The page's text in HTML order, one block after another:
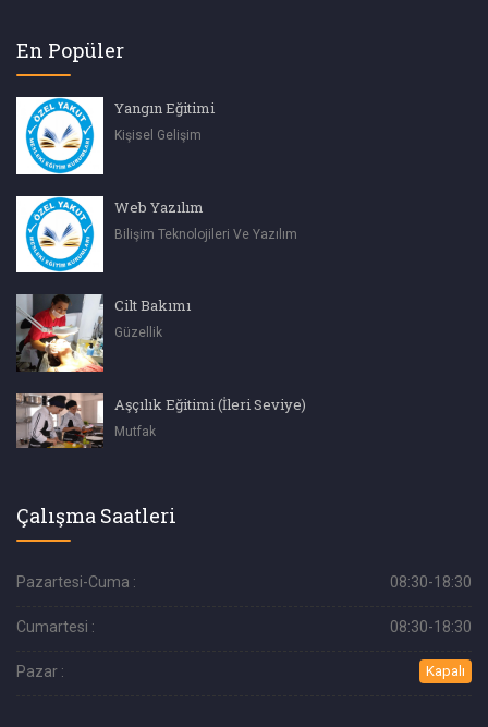
En Popüler
Yangın Eğitimi
Kişisel Gelişim
Web Yazılım
Bilişim Teknolojileri Ve Yazılım
Cilt Bakımı
Güzellik
Aşçılık Eğitimi (İleri Seviye)
Mutfak
Çalışma Saatleri
Pazartesi-Cuma : 08:30-18:30
Cumartesi : 08:30-18:30
Pazar : Kapalı